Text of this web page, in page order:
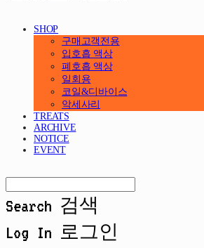
SHOP
구매고객전용
입호흡 액상
폐호흡 액상
일회용
코일&디바이스
악세사리
TREATS
ARCHIVE
NOTICE
EVENT
Search 검색
Log In 로그인